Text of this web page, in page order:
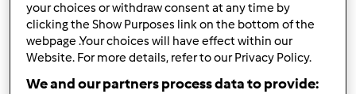
1 3 Średni 4 50min
5.0(4)
Nalewka Orzechowa.
your choices or withdraw consent at any time by
clicking the Show Purposes link on the bottom of the
webpage .Your choices will have effect within our
Website. For more details, refer to our Privacy Policy.
We and our partners process data to provide: